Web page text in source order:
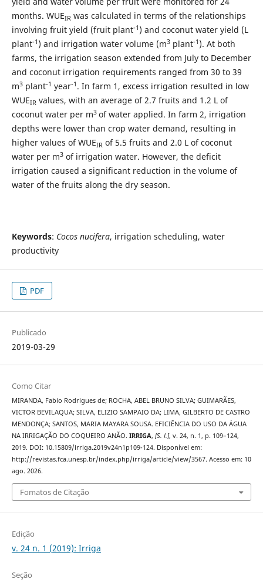
months. WUEIR was calculated in terms of the relationships
involving fruit yield (fruit plant-1 ) and coconut water yield (L
plant-1 ) and irrigation water volume (m3plant-1 ). At both
farms, the irrigation season extended from July to December
and coconut irrigation requirements ranged from 30 to 39
m3plant-1 year-1 . In farm 1, excess irrigation resulted in low
WUEIR values, with an average of 2.7 fruits and 1.2 L of
coconut water per m3 of water applied. In farm 2, irrigation
depths were lower than crop water demand, resulting in
higher values of WUEIR of 5.5 fruits and 2.0 L of coconut
water per m3of irrigation water. However, the deficit
irrigation caused a significant reduction in the volume of
water of the fruits along the dry season.
Keywords: Cocos nucifera, irrigation scheduling, water
productivity
PDF
Publicado
2019-03-29
Como Citar
MIRANDA, Fabio Rodrigues de; ROCHA, ABEL BRUNO SILVA; GUIMARÃES,
VICTOR BEVILAQUA; SILVA, ELIZIO SAMPAIO DA; LIMA, GILBERTO DE CASTRO
MENDONÇA; SANTOS, MARIA MAYARA SOUSA. EFICIÊNCIA DO USO DA ÁGUA
NA IRRIGAÇÃO DO COQUEIRO ANÃO. IRRIGA, [S. l.], v. 24, n. 1, p. 109–124,
2019. DOI: 10.15809/irriga.2019v24n1p109-124. Disponível em:
http://revistas.fca.unesp.br/index.php/irriga/article/view/3567. Acesso em: 10
ago. 2026.
Fomatos de Citação
Edição
v. 24 n. 1 (2019): Irriga
Seção